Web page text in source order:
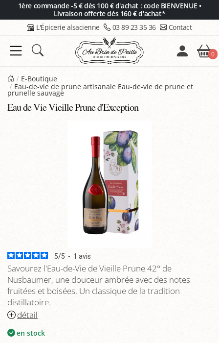
1ère commande -5 € dès 100 € d'achat : code BIENVENUE •
Livraison offerte dès 160 € d'achat*
L'Épicerie alsacienne 03 89 23 35 36 Contact
0
E-Boutique
Eau-de-vie de prune artisanale Eau-de-vie de prune et
prunelle sauvage
Eau de Vie Vieille Prune d'Exception
5/5 - 1 avis
Savourez l'Eau-de-Vie de Vieille Prune 42° de
Nusbaumer, une douceur ambrée avec des notes
fruitées et boisées. Un classique de la tradition
distillatoire.
détail
en stock
Panneau de gestion des cookies